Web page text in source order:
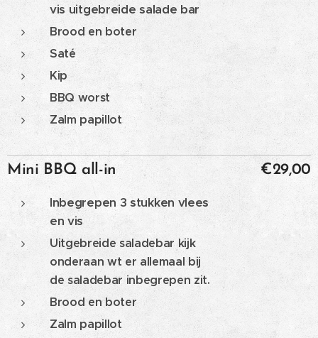
vis uitgebreide salade bar
Brood en boter
Saté
Kip
BBQ worst
Zalm papillot
Mini BBQ all-in
Inbegrepen 3 stukken vlees
en vis
Uitgebreide saladebar kijk
onderaan wt er allemaal bij
de saladebar inbegrepen zit.
Brood en boter
Zalm papillot
€29,00